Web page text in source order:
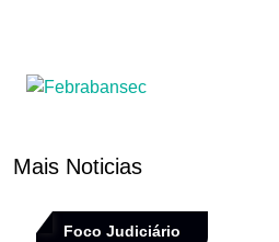
Mais Noticias
Foco Judiciário